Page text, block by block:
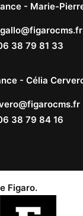
- Marie-
38 79 81 33
- Célia
38 79 84 16
Figaro.